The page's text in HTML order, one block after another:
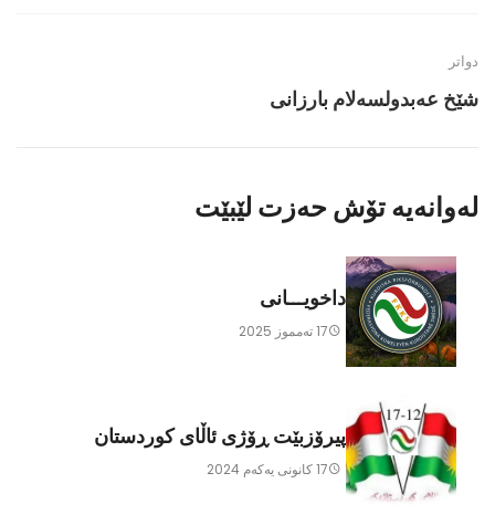
دواتر
شێخ عەبدولسەلام بارزانی
لەوانەیە تۆش حەزت لێبێت
داخویـــانی
17 ته‌مموز 2025
پیرۆزبێت ڕۆژی ئاڵای کوردستان
17 كانونی یه‌كه‌م 2024